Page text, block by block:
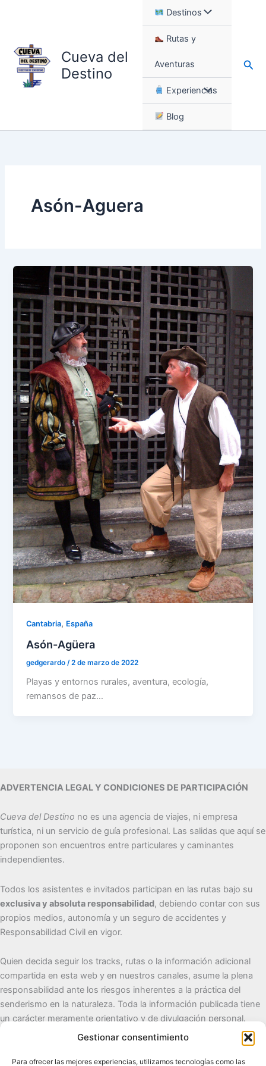
Gestionar consentimiento
Para ofrecer las mejores experiencias, utilizamos tecnologías como las
Cueva del
Destino
Destinos
Rutas y
Aventuras
Experiencias
Blog
Asón-Aguera
Cantabria, España
Asón-Agüera
gedgerardo /2 de marzo de 2022
Playas y entornos rurales, aventura, ecología,
remansos de paz…
ADVERTENCIA LEGAL Y CONDICIONES DE PARTICIPACIÓN
Cueva del Destino no es una agencia de viajes, ni empresa
turística, ni un servicio de guía profesional. Las salidas que aquí se
proponen son encuentros entre particulares y caminantes
independientes.
Todos los asistentes e invitados participan en las rutas bajo su
exclusiva y absoluta responsabilidad, debiendo contar con sus
propios medios, autonomía y un seguro de accidentes y
Responsabilidad Civil en vigor.
Quien decida seguir los tracks, rutas o la información adicional
compartida en esta web y en nuestros canales, asume la plena
responsabilidad ante los riesgos inherentes a la práctica del
senderismo en la naturaleza. Toda la información publicada tiene
un carácter meramente orientativo y de divulgación personal.